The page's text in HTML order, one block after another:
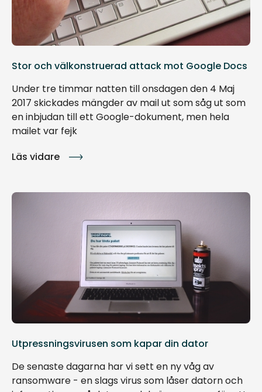
Stor och välkonstruerad attack mot Google Docs
Under tre timmar natten till onsdagen den 4 Maj
2017 skickades mängder av mail ut som såg ut som
en inbjudan till ett Google-dokument, men hela
mailet var fejk
Läs vidare
Utpressningsvirusen som kapar din dator
De senaste dagarna har vi sett en ny våg av
ransomware - en slags virus som låser datorn och